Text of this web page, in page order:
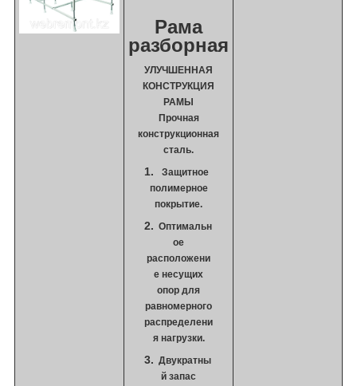
Рама
разборная
УЛУЧШЕННАЯ
КОНСТРУКЦИЯ
РАМЫ
Прочная
конструкционная
сталь.
Защитное
полимерное
покрытие.
Оптимальн
ое
расположени
е несущих
опор для
равномерного
распределени
я нагрузки.
Двукратны
й запас